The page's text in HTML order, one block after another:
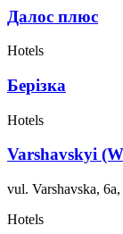
Далос плюс
Hotels
Берізка
Hotels
Varshavskyi
vul. Varshavska,
Hotels